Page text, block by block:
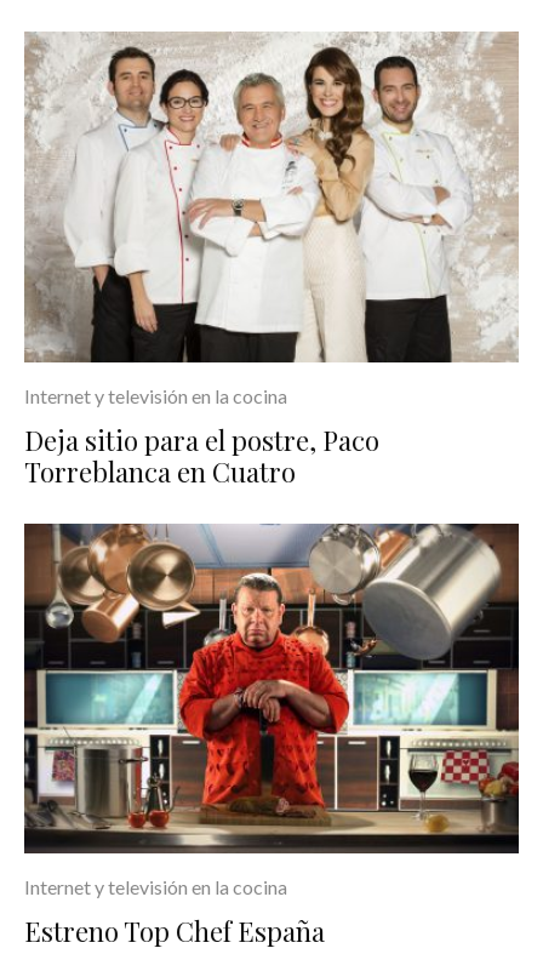
Internet y televisión en la cocina
Deja sitio para el postre, Paco
Torreblanca en Cuatro
Internet y televisión en la cocina
Estreno Top Chef España